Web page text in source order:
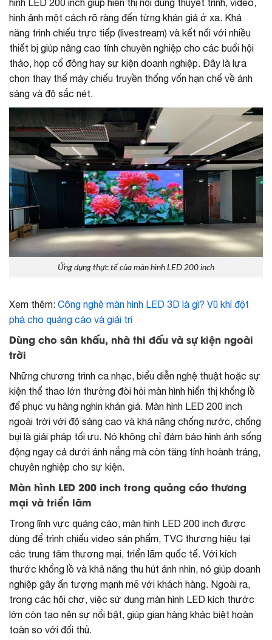
hình LED 200 inch giúp hiển thị nội dung thuyết trình, video,
hình ảnh một cách rõ ràng đến từng khán giả ở xa. Khả
năng trình chiếu trực tiếp (livestream) và kết nối với nhiều
thiết bị giúp nâng cao tính chuyên nghiệp cho các buổi hội
thảo, họp cổ đông hay sự kiện doanh nghiệp. Đây là lựa
chọn thay thế máy chiếu truyền thống vốn hạn chế về ánh
sáng và độ sắc nét.
Ứng dụng thực tế của màn hình LED 200 inch
Xem thêm: Công nghệ màn hình LED 3D là gì? Vũ khí đột
phá cho quảng cáo và giải trí
Dùng cho sân khấu, nhà thi đấu và sự kiện ngoài
trời
Những chương trình ca nhạc, biểu diễn nghệ thuật hoặc sự
kiện thể thao lớn thường đòi hỏi màn hình hiển thị khổng lồ
để phục vụ hàng nghìn khán giả. Màn hình LED 200 inch
ngoài trời với độ sáng cao và khả năng chống nước, chống
bụi là giải pháp tối ưu. Nó không chỉ đảm bảo hình ảnh sống
động ngay cả dưới ánh nắng mà còn tăng tính hoành tráng,
chuyên nghiệp cho sự kiện.
Màn hình LED 200 inch trong quảng cáo thương
mại và triển lãm
Trong lĩnh vực quảng cáo, màn hình LED 200 inch được
dùng để trình chiếu video sản phẩm, TVC thương hiệu tại
các trung tâm thương mại, triển lãm quốc tế. Với kích
thước khổng lồ và khả năng thu hút ánh nhìn, nó giúp doanh
nghiệp gây ấn tượng mạnh mẽ với khách hàng. Ngoài ra,
trong các hội chợ, việc sử dụng màn hình LED kích thước
lớn còn tạo nên sự nổi bật, giúp gian hàng khác biệt hoàn
toàn so với đối thủ.